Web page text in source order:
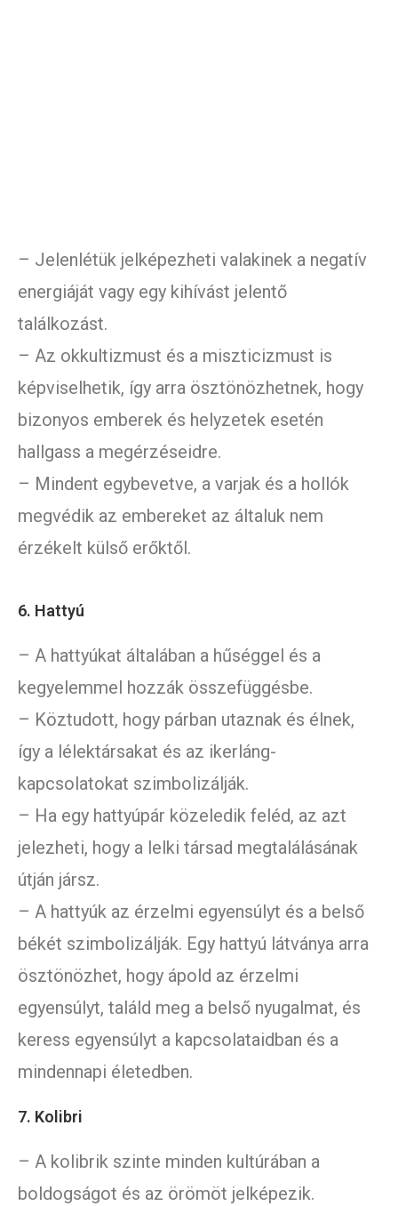
– Jelenlétük jelképezheti valakinek a negatív
energiáját vagy egy kihívást jelentő
találkozást.
– Az okkultizmust és a miszticizmust is
képviselhetik, így arra ösztönözhetnek, hogy
bizonyos emberek és helyzetek esetén
hallgass a megérzéseidre.
– Mindent egybevetve, a varjak és a hollók
megvédik az embereket az általuk nem
érzékelt külső erőktől.
6. Hattyú
– A hattyúkat általában a hűséggel és a
kegyelemmel hozzák összefüggésbe.
– Köztudott, hogy párban utaznak és élnek,
így a lélektársakat és az ikerláng-
kapcsolatokat szimbolizálják.
– Ha egy hattyúpár közeledik feléd, az azt
jelezheti, hogy a lelki társad megtalálásának
útján jársz.
– A hattyúk az érzelmi egyensúlyt és a belső
békét szimbolizálják. Egy hattyú látványa arra
ösztönözhet, hogy ápold az érzelmi
egyensúlyt, találd meg a belső nyugalmat, és
keress egyensúlyt a kapcsolataidban és a
mindennapi életedben.
7. Kolibri
– A kolibrik szinte minden kultúrában a
boldogságot és az örömöt jelképezik.